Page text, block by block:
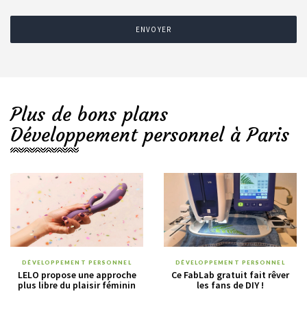
ENVOYER
Plus de bons plans
Développement personnel à Paris
DÉVELOPPEMENT PERSONNEL
LELO propose une approche
plus libre du plaisir féminin
DÉVELOPPEMENT PERSONNEL
Ce FabLab gratuit fait rêver
les fans de DIY !